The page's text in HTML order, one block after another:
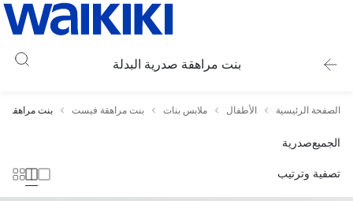
بنت مراهقة صدرية البدلة
الصفحة الرئيسية الأطفال ملابس بنات بنت مراهقة فيست بنت مراهقة
الجميعصدرية
تصفية وترتيب